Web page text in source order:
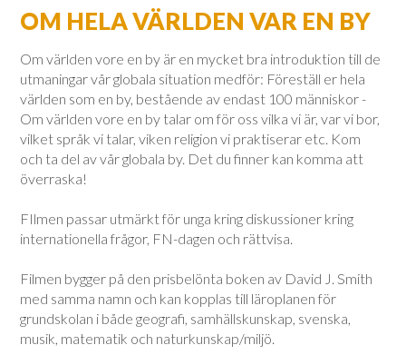
OM HELA VÄRLDEN VAR EN BY
Om världen vore en by är en mycket bra introduktion till de
utmaningar vår globala situation medför: Föreställ er hela
världen som en by, bestående av endast 100 människor -
Om världen vore en by talar om för oss vilka vi är, var vi bor,
vilket språk vi talar, viken religion vi praktiserar etc. Kom
och ta del av vår globala by. Det du finner kan komma att
överraska!
FIlmen passar utmärkt för unga kring diskussioner kring
internationella frågor, FN-dagen och rättvisa.
Filmen bygger på den prisbelönta boken av David J. Smith
med samma namn och kan kopplas till läroplanen för
grundskolan i både geografi, samhällskunskap, svenska,
musik, matematik och naturkunskap/miljö.